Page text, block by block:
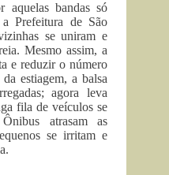
aquelas bandas só
Prefeitura de São
se uniram e
Mesmo assim, a
e reduzir o número
estiagem, a balsa
agora leva
fila de veículos se
atrasam as
se irritam e